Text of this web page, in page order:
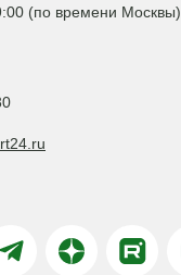
(по времени Москвы)